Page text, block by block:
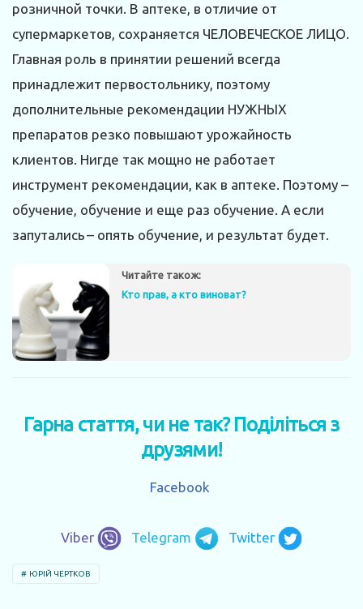
розничной точки. В аптеке, в отличие от
супермаркетов, сохраняется ЧЕЛОВЕЧЕСКОЕ ЛИЦО.
Главная роль в принятии решений всегда
принадлежит первостольнику, поэтому
дополнительные рекомендации НУЖНЫХ
препаратов резко повышают урожайность
клиентов. Нигде так мощно не работает
инструмент рекомендации, как в аптеке. Поэтому –
обучение, обучение и еще раз обучение. А если
запутались – опять обучение, и результат будет.
Читайте також:
Кто прав, а кто виноват?
Гарна стаття, чи не так? Поділіться з
друзями!
Facebook
Viber Telegram Twitter
ЮРІЙ ЧЕРТКОВ